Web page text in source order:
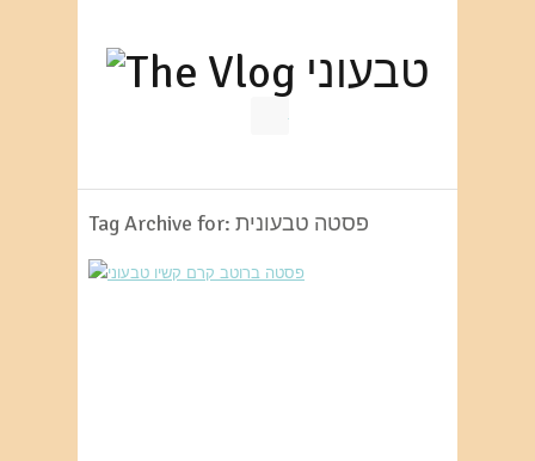
Tag Archive for: פסטה טבעונית